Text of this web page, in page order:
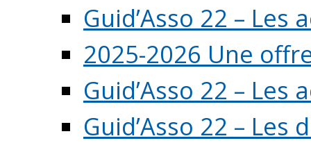
Guid’Asso 22 – Les
2025-2026 Une
Guid’Asso 22 –
Guid’Asso 22 – Les